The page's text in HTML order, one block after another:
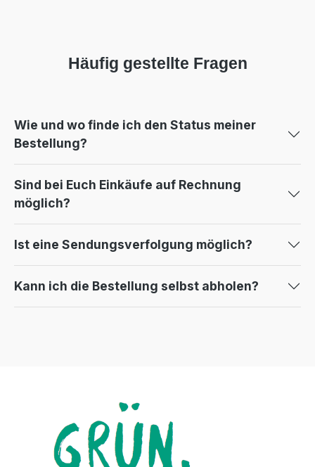
Häufig gestellte Fragen
Wie und wo finde ich den Status meiner
Bestellung?
Sind bei Euch Einkäufe auf Rechnung
möglich?
Ist eine Sendungsverfolgung möglich?
Kann ich die Bestellung selbst abholen?